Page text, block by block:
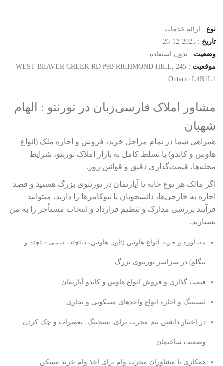
نوع : ارائه خدمات
تاریخ :
وضعیت : بدون استفاده
موقعیت :
245 WEST BEAVER CREEK RD #9B RICHMOND HILL,
Ontario L4B1L1
مشاور املاک فارسی‌زبان در تورنتو : الهام
شهبان
همراهی شما در تمام مراحل خرید، فروش و اجاره ملک (انواع
هاوس و کاندو) با تسلط کامل به بازار املاک تورنتو، شرایط
محله‌ها، قیمت‌گذاری دقیق و قوانین روز.
اگر مالک هر نوع خانه یا آپارتمان در تورنتوی بزرگ هستید و قصد
اجاره به خارجی‌ها، دانشجویان یا نیوکامرها را دارید، میتوانید
فرآیند بررسی مدارک و تنظیم قرارداد و انتخاب مستأجر را به من
بسپارید.
مشاوره و خرید انواع هاوس (تاون هاوس، دیتچتد، سمی دیتچتد و
بنگلو) در سراسر تورنتوی بزرگ
قیمت گذاری و فروش انواع هاوس و کاندو آپارتمان
لیستینگ و اجاره انواع واحدهای مسکونی و تجاری
در اختیار داشتن تیم مجرب برای استجینگ، تعمیرات و چک کردن
وضعیت ساختمان
همکاری با مشاوران مجرب وام برای اخذ وام خرید مسکن